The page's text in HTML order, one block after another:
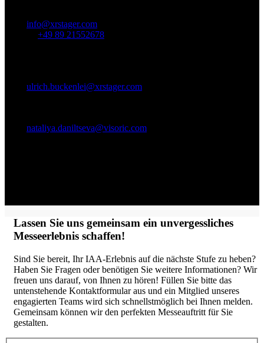
info@xrstager.com
+49 89 21552678
ulrich.buckenlei@xrstager.com
nataliya.daniltseva@visoric.com
Lassen Sie uns gemeinsam ein unvergessliches
Messeerlebnis schaffen!
Sind Sie bereit, Ihr IAA-Erlebnis auf die nächste Stufe zu heben?
Haben Sie Fragen oder benötigen Sie weitere Informationen? Wir
freuen uns darauf, von Ihnen zu hören! Füllen Sie bitte das
untenstehende Kontaktformular aus und ein Mitglied unseres
engagierten Teams wird sich schnellstmöglich bei Ihnen melden.
Gemeinsam können wir den perfekten Messeauftritt für Sie
gestalten.